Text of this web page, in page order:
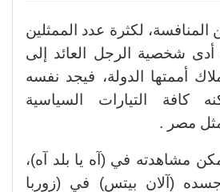
لكثرة عدد الممثلين
أدى شخصية الرجل العائد إلى
أممتها الدولة، فيجد نفسه
كافة التيارات السياسية
مصر .
1986 ، يمكن مشاهدته في (آه يا بلد آه)،
(آلان بيتس) في (زوربا